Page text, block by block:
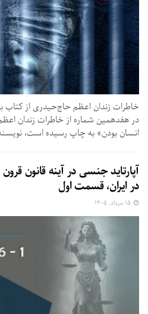
خاطرات زندان اعظم حاج‌حیدری از
در هفدهمین شماره از خاطرات زندان
انسان بودن» به چاپ رسیده است،‌
آپارتاید جنسی در آینه قانون
در ایران، قسمت اول